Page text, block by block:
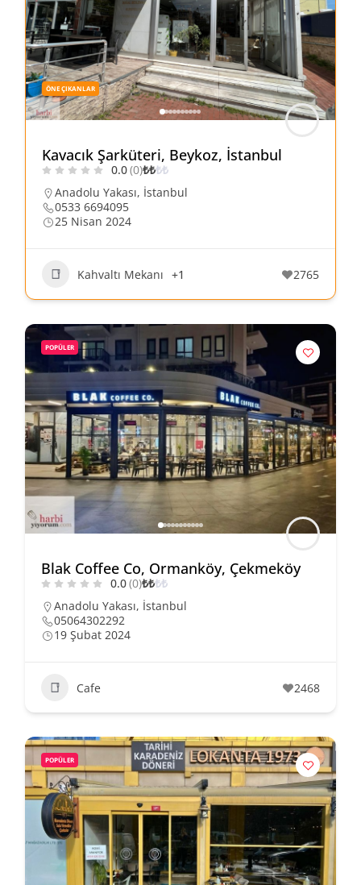
ÖNE ÇIKANLAR
Kavacık Şarküteri, Beykoz, İstanbul
0.0(0)₺₺₺₺
Anadolu Yakası, İstanbul
0533 6694095
25 Nisan 2024
Kahvaltı Mekanı +1 2765
POPÜLER
Blak Coffee Co, Ormanköy, Çekmeköy
0.0(0)₺₺₺₺
Anadolu Yakası, İstanbul
05064302292
19 Şubat 2024
Cafe 2468
POPÜLER